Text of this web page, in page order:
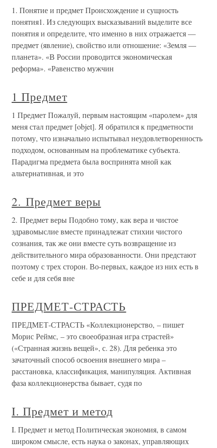
1. Понятие и предмет Происхождение и сущность
понятия1. Из следующих высказываний выделите все
понятия и определите, что именно в них отражается —
предмет (явление), свойство или отношение: «Земля —
планета». «В России проводится экономическая
реформа». «Равенство мужчин
1 Предмет
1 Предмет Пожалуй, первым настоящим «паролем» для
меня стал предмет [objet]. Я обратился к предметности
потому, что изначально испытывал неудовлетворенность
подходом, основанным на проблематике субъекта.
Парадигма предмета была воспринята мной как
альтернативная, и это
2. Предмет веры
2. Предмет веры Подобно тому, как вера и чистое
здравомыслие вместе принадлежат стихии чистого
сознания, так же они вместе суть возвращение из
действительного мира образованности. Они предстают
поэтому с трех сторон. Во-первых, каждое из них есть в
себе и для себя вне
ПРЕДМЕТ-СТРАСТЬ
ПРЕДМЕТ-СТРАСТЬ «Коллекционерство, – пишет
Морис Реймс, – это своеобразная игра страстей»
(«Странная жизнь вещей», с. 28). Для ребенка это
зачаточный способ освоения внешнего мира –
расстановка, классификация, манипуляция. Активная
фаза коллекционерства бывает, судя по
I. Предмет и метод
I. Предмет и метод Политическая экономия, в самом
широком смысле, есть наука о законах, управляющих